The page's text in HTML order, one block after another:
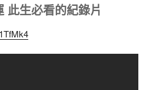
此生必看的紀錄片